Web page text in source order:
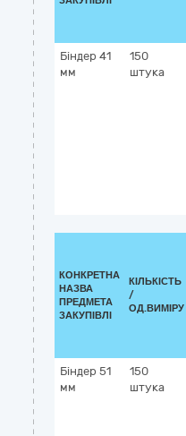
Біндер 41
мм
150
штука
КОНКРЕТНА
НАЗВА
ПРЕДМЕТА
ЗАКУПІВЛІ
КІЛЬКІСТЬ
/
ОД.ВИМІРУ
Біндер 51
мм
150
штука